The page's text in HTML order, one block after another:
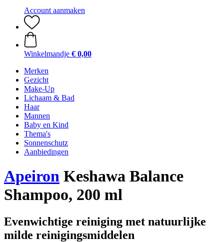
Account aanmaken
Winkelmandje € 0,00
Merken
Gezicht
Make-Up
Lichaam & Bad
Haar
Mannen
Baby en Kind
Thema's
Sonnenschutz
Aanbiedingen
Apeiron Keshawa Balance
Shampoo, 200 ml
Evenwichtige reiniging met natuurlijke
milde reinigingsmiddelen